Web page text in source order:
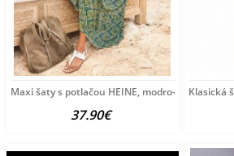
Maxi šaty s potlačou HEINE, modro-zeleno-žlté
37.90€
Klasická